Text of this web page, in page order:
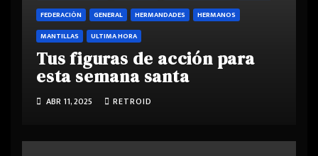
FEDERACIÓN
GENERAL HERMANDADES
HERMANOS
MANTILLAS
ULTIMA HORA
Tus figuras de acción para
esta semana santa
ABR 11, 2025 RETROID